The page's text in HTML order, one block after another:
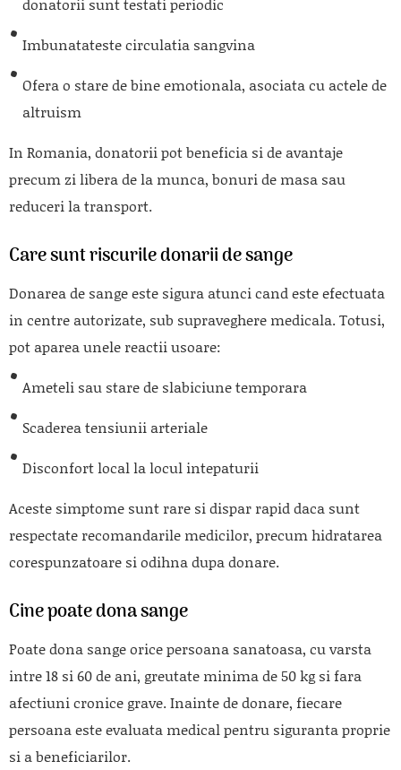
Imbunatateste circulatia sangvina
Ofera o stare de bine emotionala, asociata cu actele de
altruism
In Romania, donatorii pot beneficia si de avantaje
precum zi libera de la munca, bonuri de masa sau
reduceri la transport.
Care sunt riscurile donarii de sange
Donarea de sange este sigura atunci cand este efectuata
in centre autorizate, sub supraveghere medicala. Totusi,
pot aparea unele reactii usoare:
Ameteli sau stare de slabiciune temporara
Scaderea tensiunii arteriale
Disconfort local la locul intepaturii
Aceste simptome sunt rare si dispar rapid daca sunt
respectate recomandarile medicilor, precum hidratarea
corespunzatoare si odihna dupa donare.
Cine poate dona sange
Poate dona sange orice persoana sanatoasa, cu varsta
intre 18 si 60 de ani, greutate minima de 50 kg si fara
afectiuni cronice grave. Inainte de donare, fiecare
persoana este evaluata medical pentru siguranta proprie
si a beneficiarilor.